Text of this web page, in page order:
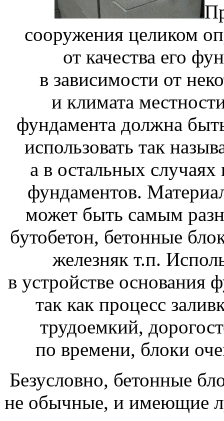
сооружения целиком
от качества его
в зависимости от
и климата
фундамента должна
использовать так
а в остальных
фундаментов.
может быть самым
бутобетон, бетонные
железняк т.п.
в устройстве основания
так как процесс
трудоемкий,
по времени, блоки
Безусловно, бетонные
не обычные, и имеющие